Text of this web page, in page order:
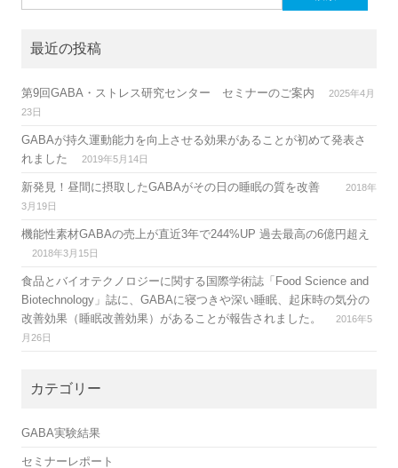
索:
最近の投稿
第9回GABA・ストレス研究センター セミナーのご案内
2025年4月
23日
GABAが持久運動能力を向上させる効果があることが初めて発表さ
れました
2019年5月14日
新発見！昼間に摂取したGABAがその日の睡眠の質を改善
2018年
3月19日
機能性素材GABAの売上が直近3年で244%UP 過去最高の6億円超え
2018年3月15日
食品とバイオテクノロジーに関する国際学術誌「Food Science and
Biotechnology」誌に、GABAに寝つきや深い睡眠、起床時の気分の
改善効果（睡眠改善効果）があることが報告されました。
2016年5
月26日
カテゴリー
GABA実験結果
セミナーレポート